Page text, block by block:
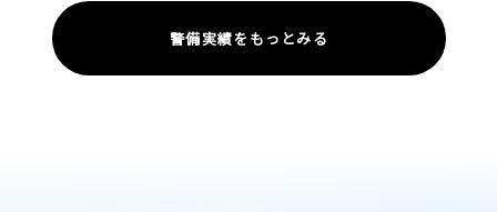
警備実績をもっとみる